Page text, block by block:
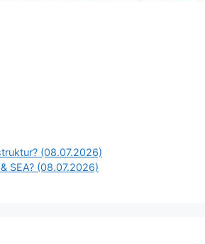
(08.07.2026)
SEA? (08.07.2026)